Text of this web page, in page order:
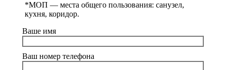
*МОП — места общего пользования: санузел,
кухня, коридор.
Ваше имя
Ваш номер телефона